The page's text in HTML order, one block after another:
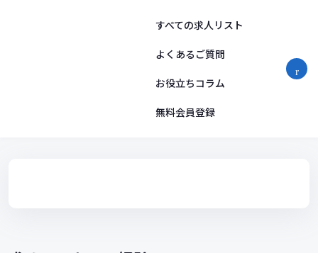
すべての求人リスト
よくあるご質問
お役立ちコラム
無料会員登録